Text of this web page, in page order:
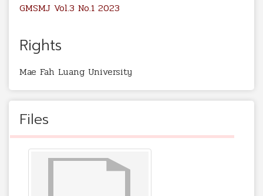
GMSMJ Vol.3 No.1 2023
Rights
Mae Fah Luang University
Files